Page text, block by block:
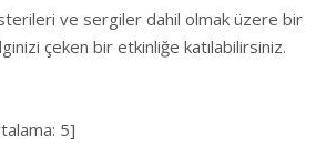
ve sergiler dahil olmak üzere bir
çeken bir etkinliğe katılabilirsiniz.
5]